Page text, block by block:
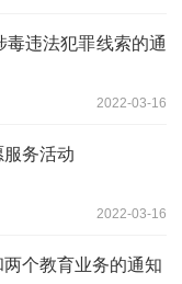
毒违法犯罪线索的通
2022-03-16
务活动
2022-03-16
个教育业务的通知